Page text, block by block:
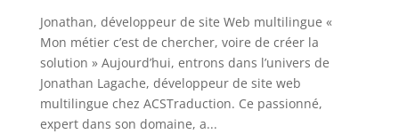
Jonathan, développeur de site Web multilingue «
Mon métier c’est de chercher, voire de créer la
solution » Aujourd’hui, entrons dans l’univers de
Jonathan Lagache, développeur de site web
multilingue chez ACSTraduction. Ce passionné,
expert dans son domaine, a...